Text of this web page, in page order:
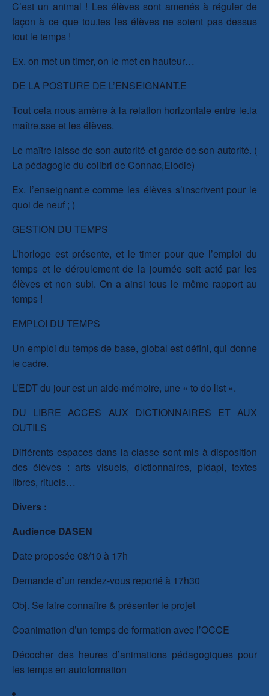
C’est un animal ! Les élèves sont amenés à réguler de
façon à ce que tou.tes les élèves ne soient pas dessus
tout le temps !
Ex. on met un timer, on le met en hauteur…
DE LA POSTURE DE L’ENSEIGNANT.E
Tout cela nous amène à la relation horizontale entre le.la
maître.sse et les élèves.
Le maître laisse de son autorité et garde de son autorité. (
La pédagogie du colibri de Connac,Elodie)
Ex. l’enseignant.e comme les élèves s’inscrivent pour le
quoi de neuf ; )
GESTION DU TEMPS
L’horloge est présente, et le timer pour que l’emploi du
temps et le déroulement de la journée soit acté par les
élèves et non subi. On a ainsi tous le même rapport au
temps !
EMPLOI DU TEMPS
Un emploi du temps de base, global est défini, qui donne
le cadre.
L’EDT du jour est un aide-mémoire, une « to do list ».
DU LIBRE ACCES AUX DICTIONNAIRES ET AUX
OUTILS
Différents espaces dans la classe sont mis à disposition
des élèves : arts visuels, dictionnaires, pidapi, textes
libres, rituels…
Divers :
Audience DASEN
Date proposée 08/10 à 17h
Demande d’un rendez-vous reporté à 17h30
Obj. Se faire connaître & présenter le projet
Coanimation d’un temps de formation avec l’OCCE
Décocher des heures d’animations pédagogiques pour
les temps en autoformation